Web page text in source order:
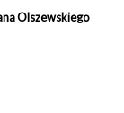
Olszewskiego